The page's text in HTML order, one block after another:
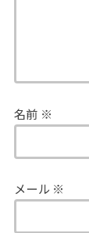
名前 ※
メール ※